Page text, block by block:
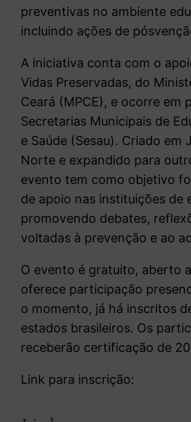
preventivas no ambiente
incluindo ações de
A iniciativa conta com o
Vidas Preservadas, do
Ceará (MPCE), e ocorre em
Secretarias Municipais de
e Saúde (Sesau). Criado em
Norte e expandido para
evento tem como objetivo
de apoio nas instituições de
promovendo debates,
voltadas à prevenção e ao
O evento é gratuito, aberto
oferece participação
o momento, já há inscritos
estados brasileiros. Os
receberão certificação de
Link para inscrição: